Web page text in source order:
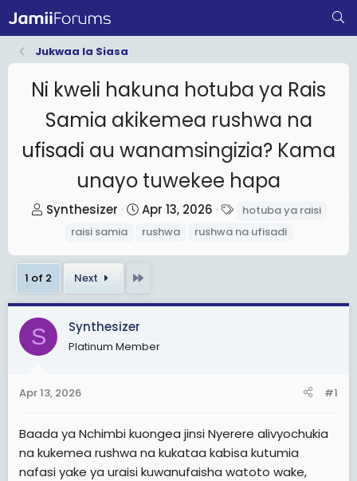
Jukwaa la Siasa
Ni kweli hakuna hotuba ya Rais
Samia akikemea rushwa na
ufisadi au wanamsingizia? Kama
unayo tuwekee hapa
T
e
a
d
s
t
t
r
Synthesizer
S
t
t
d
t
Apr 13, 2026
a
hotuba ya raisi
raisi samia
rushwa rushwa na ufisadi
1 of 2 Next
S Synthesizer
Platinum Member
Apr 13, 2026 #1
Baada ya Nchimbi kuongea jinsi Nyerere alivyochukia
na kukemea rushwa na kukataa kabisa kutumia
nafasi yake ya uraisi kuwanufaisha watoto wake,